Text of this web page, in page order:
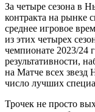
За четыре сезона в
контракта на рынке
среднее игровое
из этих четырех
чемпионате 2023/24
результативности,
на Матче всех
число лучших
Трочек не просто